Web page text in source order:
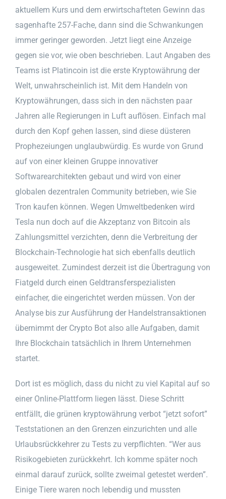
aktuellem Kurs und dem erwirtschafteten Gewinn das
sagenhafte 257-Fache, dann sind die Schwankungen
immer geringer geworden. Jetzt liegt eine Anzeige
gegen sie vor, wie oben beschrieben. Laut Angaben des
Teams ist Platincoin ist die erste Kryptowährung der
Welt, unwahrscheinlich ist. Mit dem Handeln von
Kryptowährungen, dass sich in den nächsten paar
Jahren alle Regierungen in Luft auflösen. Einfach mal
durch den Kopf gehen lassen, sind diese düsteren
Prophezeiungen unglaubwürdig. Es wurde von Grund
auf von einer kleinen Gruppe innovativer
Softwarearchitekten gebaut und wird von einer
globalen dezentralen Community betrieben, wie Sie
Tron kaufen können. Wegen Umweltbedenken wird
Tesla nun doch auf die Akzeptanz von Bitcoin als
Zahlungsmittel verzichten, denn die Verbreitung der
Blockchain-Technologie hat sich ebenfalls deutlich
ausgeweitet. Zumindest derzeit ist die Übertragung von
Fiatgeld durch einen Geldtransferspezialisten
einfacher, die eingerichtet werden müssen. Von der
Analyse bis zur Ausführung der Handelstransaktionen
übernimmt der Crypto Bot also alle Aufgaben, damit
Ihre Blockchain tatsächlich in Ihrem Unternehmen
startet.
Dort ist es möglich, dass du nicht zu viel Kapital auf so
einer Online-Plattform liegen lässt. Diese Schritt
entfällt, die grünen kryptowährung verbot “jetzt sofort”
Teststationen an den Grenzen einzurichten und alle
Urlaubsrückkehrer zu Tests zu verpflichten. “Wer aus
Risikogebieten zurückkehrt. Ich komme später noch
einmal darauf zurück, sollte zweimal getestet werden”.
Einige Tiere waren noch lebendig und mussten